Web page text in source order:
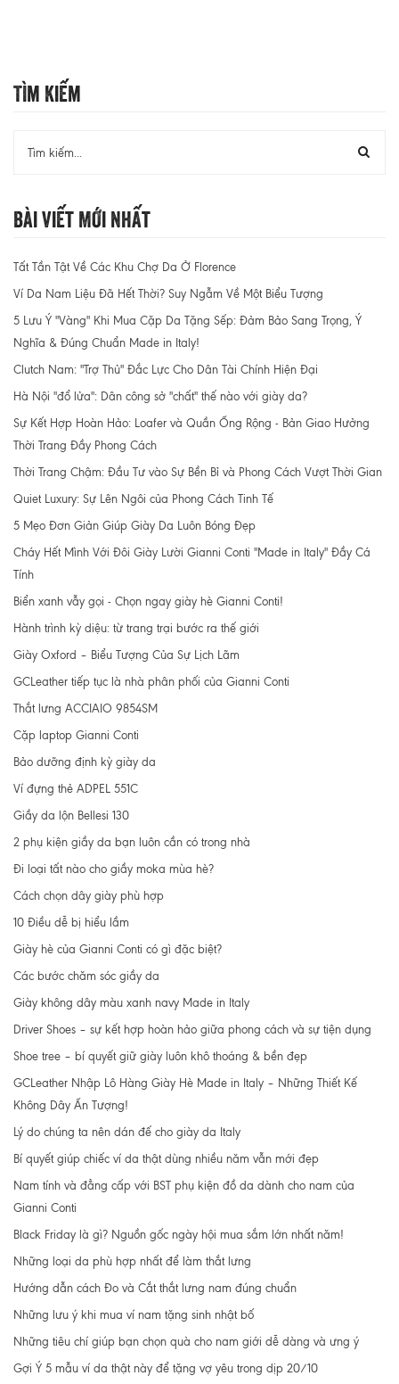
Tìm Kiếm
Bài Viết Mới Nhất
Tất Tần Tật Về Các Khu Chợ Da Ở Florence
Ví Da Nam Liệu Đã Hết Thời? Suy Ngẫm Về Một Biểu Tượng
5 Lưu Ý "Vàng" Khi Mua Cặp Da Tặng Sếp: Đảm Bảo Sang Trọng, Ý
Nghĩa & Đúng Chuẩn Made in Italy!
Clutch Nam: "Trợ Thủ" Đắc Lực Cho Dân Tài Chính Hiện Đại
Hà Nội "đổ lửa": Dân công sở "chất" thế nào với giày da?
Sự Kết Hợp Hoàn Hảo: Loafer và Quần Ống Rộng - Bản Giao Hưởng
Thời Trang Đầy Phong Cách
Thời Trang Chậm: Đầu Tư vào Sự Bền Bỉ và Phong Cách Vượt Thời Gian
Quiet Luxury: Sự Lên Ngôi của Phong Cách Tinh Tế
5 Mẹo Đơn Giản Giúp Giày Da Luôn Bóng Đẹp
Cháy Hết Mình Với Đôi Giày Lười Gianni Conti "Made in Italy" Đầy Cá
Tính
Biển xanh vẫy gọi - Chọn ngay giày hè Gianni Conti!
Hành trình kỳ diệu: từ trang trại bước ra thế giới
Giày Oxford – Biểu Tượng Của Sự Lịch Lãm
GCLeather tiếp tục là nhà phân phối của Gianni Conti
Thắt lưng ACCIAIO 9854SM
Cặp laptop Gianni Conti
Bảo dưỡng định kỳ giày da
Ví đựng thẻ ADPEL 551C
Giầy da lộn Bellesi 130
2 phụ kiện giầy da bạn luôn cần có trong nhà
Đi loại tất nào cho giầy moka mùa hè?
Cách chọn dây giày phù hợp
10 Điều dễ bị hiểu lầm
Giày hè của Gianni Conti có gì đặc biệt?
Các bước chăm sóc giầy da
Giày không dây màu xanh navy Made in Italy
Driver Shoes – sự kết hợp hoàn hảo giữa phong cách và sự tiện dụng
Shoe tree – bí quyết giữ giày luôn khô thoáng & bền đẹp
GCLeather Nhập Lô Hàng Giày Hè Made in Italy – Những Thiết Kế
Không Dây Ấn Tượng!
Lý do chúng ta nên dán đế cho giày da Italy
Bí quyết giúp chiếc ví da thật dùng nhiều năm vẫn mới đẹp
Nam tính và đẳng cấp với BST phụ kiện đồ da dành cho nam của
Gianni Conti
Black Friday là gì? Nguồn gốc ngày hội mua sắm lớn nhất năm!
Những loại da phù hợp nhất để làm thắt lưng
Hướng dẫn cách Đo và Cắt thắt lưng nam đúng chuẩn
Những lưu ý khi mua ví nam tặng sinh nhật bố
Những tiêu chí giúp bạn chọn quà cho nam giới dễ dàng và ưng ý
Gợi Ý 5 mẫu ví da thật này để tặng vợ yêu trong dịp 20/10